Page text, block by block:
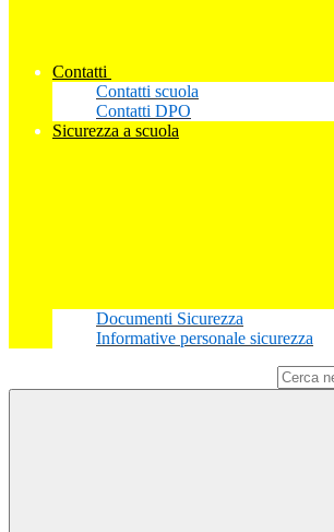
Contatti
Contatti scuola
Contatti DPO
Sicurezza a scuola
Documenti Sicurezza
Informative personale sicurezza